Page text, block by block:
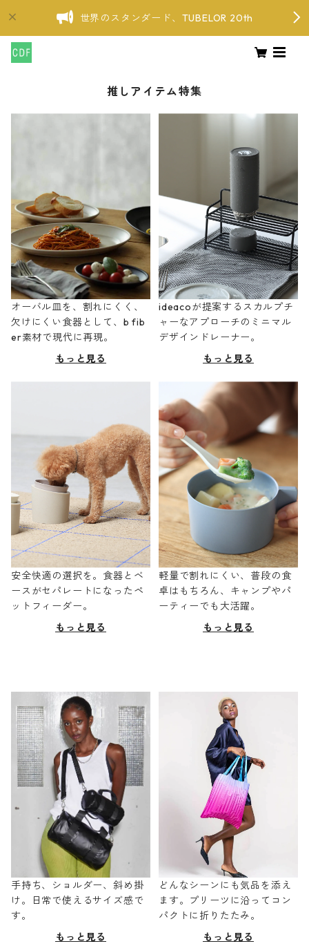
世界のスタンダード、TUBELOR 20th
推しアイテム特集
オーバル皿を、割れにくく、
欠けにくい食器として、b fib
er素材で現代に再現。
もっと見る
ideacoが提案するスカルプチ
ャーなアプローチのミニマル
デザインドレーナー。
もっと見る
安全快適の選択を。食器とベ
ースがセパレートになったペ
ットフィーダー。
もっと見る
軽量で割れにくい、普段の食
卓はもちろん、キャンプやパ
ーティーでも大活躍。
もっと見る
手持ち、ショルダー、斜め掛
け。日常で使えるサイズ感で
す。
もっと見る
どんなシーンにも気品を添え
ます。プリーツに沿ってコン
パクトに折りたたみ。
もっと見る